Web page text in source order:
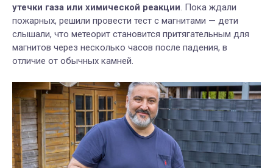
утечки газа или химической реакции. Пока ждали
пожарных, решили провести тест с магнитами — дети
слышали, что метеорит становится притягательным для
магнитов через несколько часов после падения, в
отличие от обычных камней.